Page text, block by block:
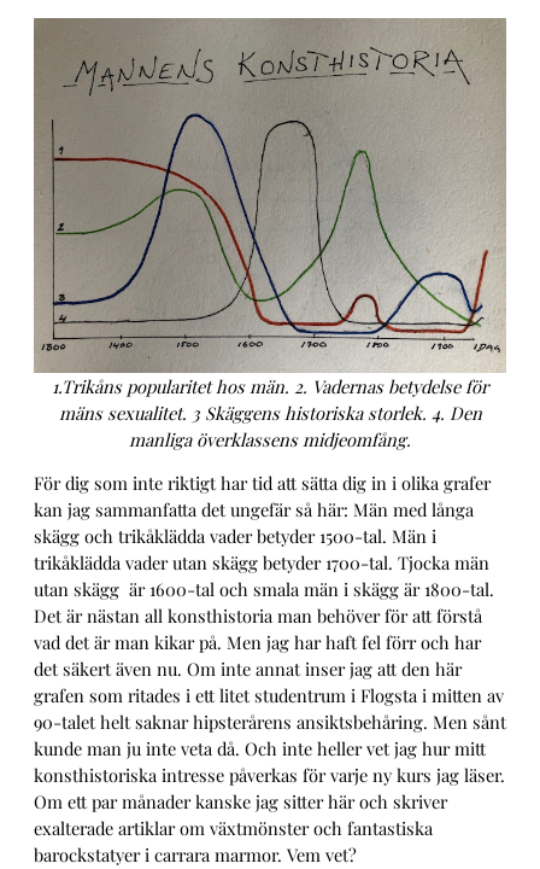
1.Trikåns popularitet hos män. 2. Vadernas betydelse för
mäns sexualitet. 3 Skäggens historiska storlek. 4. Den
manliga överklassens midjeomfång.
För dig som inte riktigt har tid att sätta dig in i olika grafer
kan jag sammanfatta det ungefär så här: Män med långa
skägg och trikåklädda vader betyder 1500-tal. Män i
trikåklädda vader utan skägg betyder 1700-tal. Tjocka män
utan skägg är 1600-tal och smala män i skägg är 1800-tal.
Det är nästan all konsthistoria man behöver för att förstå
vad det är man kikar på. Men jag har haft fel förr och har
det säkert även nu. Om inte annat inser jag att den här
grafen som ritades i ett litet studentrum i Flogsta i mitten av
90-talet helt saknar hipsterårens ansiktsbehåring. Men sånt
kunde man ju inte veta då. Och inte heller vet jag hur mitt
konsthistoriska intresse påverkas för varje ny kurs jag läser.
Om ett par månader kanske jag sitter här och skriver
exalterade artiklar om växtmönster och fantastiska
barockstatyer i carrara marmor. Vem vet?